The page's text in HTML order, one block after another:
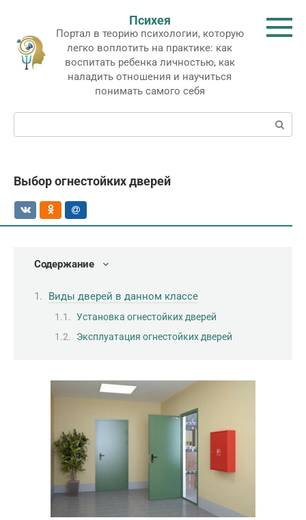
контенту
Психея
Портал в теорию психологии, которую
легко воплотить на практике: как
воспитать ребенка личностью, как
наладить отношения и научиться
понимать самого себя
Поиск:
Выбор огнестойких дверей
Содержание
Виды дверей в данном классе
Установка огнестойких дверей
Эксплуатация огнестойких дверей